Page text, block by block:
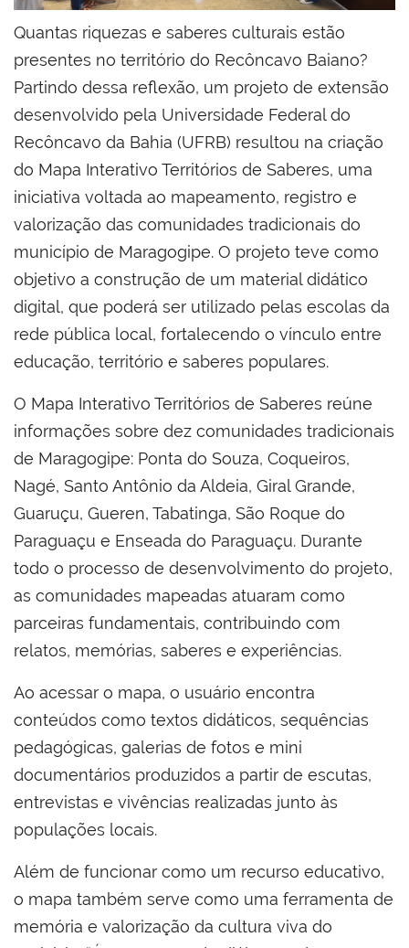
Quantas riquezas e saberes culturais estão
presentes no território do Recôncavo Baiano?
Partindo dessa reflexão, um projeto de extensão
desenvolvido pela Universidade Federal do
Recôncavo da Bahia (UFRB) resultou na criação
do Mapa Interativo Territórios de Saberes, uma
iniciativa voltada ao mapeamento, registro e
valorização das comunidades tradicionais do
município de Maragogipe. O projeto teve como
objetivo a construção de um material didático
digital, que poderá ser utilizado pelas escolas da
rede pública local, fortalecendo o vínculo entre
educação, território e saberes populares.
O Mapa Interativo Territórios de Saberes reúne
informações sobre dez comunidades tradicionais
de Maragogipe: Ponta do Souza, Coqueiros,
Nagé, Santo Antônio da Aldeia, Giral Grande,
Guaruçu, Gueren, Tabatinga, São Roque do
Paraguaçu e Enseada do Paraguaçu. Durante
todo o processo de desenvolvimento do projeto,
as comunidades mapeadas atuaram como
parceiras fundamentais, contribuindo com
relatos, memórias, saberes e experiências.
Ao acessar o mapa, o usuário encontra
conteúdos como textos didáticos, sequências
pedagógicas, galerias de fotos e mini
documentários produzidos a partir de escutas,
entrevistas e vivências realizadas junto às
populações locais.
Além de funcionar como um recurso educativo,
o mapa também serve como uma ferramenta de
memória e valorização da cultura viva do